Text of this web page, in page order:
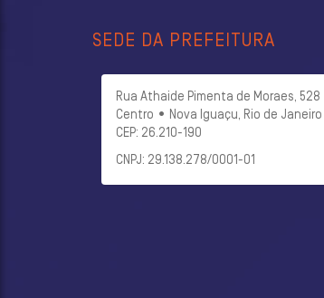
SEDE DA PREFEITURA
Rua Athaide Pimenta de Moraes, 528
Centro • Nova Iguaçu, Rio de Janeiro
CEP: 26.210-190
CNPJ: 29.138.278/0001-01